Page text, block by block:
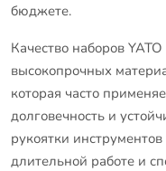
бюджете.
Качество наборов
высокопрочных
которая часто
долговечность и
рукоятки
длительной работе и